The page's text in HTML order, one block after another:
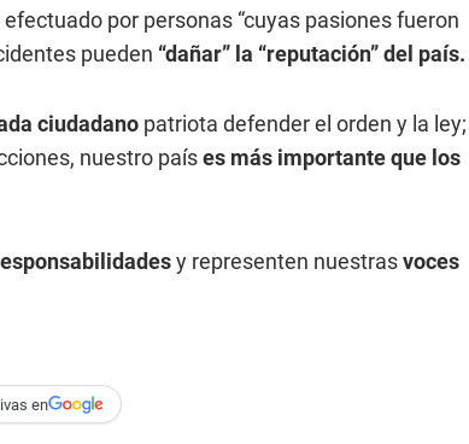
por personas “cuyas pasiones fueron
pueden “dañar” la “reputación” del país.
ciudadano patriota defender el orden y la ley;
nuestro países más importante que los
y representen nuestrasvoces
en